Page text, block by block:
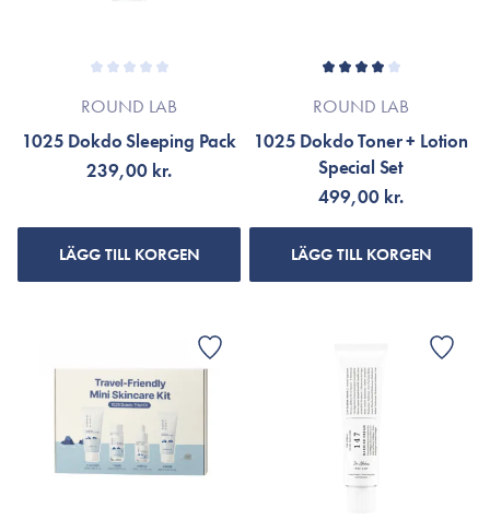
ROUND LAB
1025 Dokdo Sleeping Pack
239,00 kr.
LÄGG TILL KORGEN
ROUND LAB
1025 Dokdo Toner + Lotion
Special Set
499,00 kr.
LÄGG TILL KORGEN